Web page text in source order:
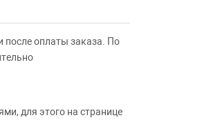
после оплаты заказа. По
для этого на странице